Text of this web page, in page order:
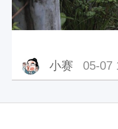
小赛
05-07